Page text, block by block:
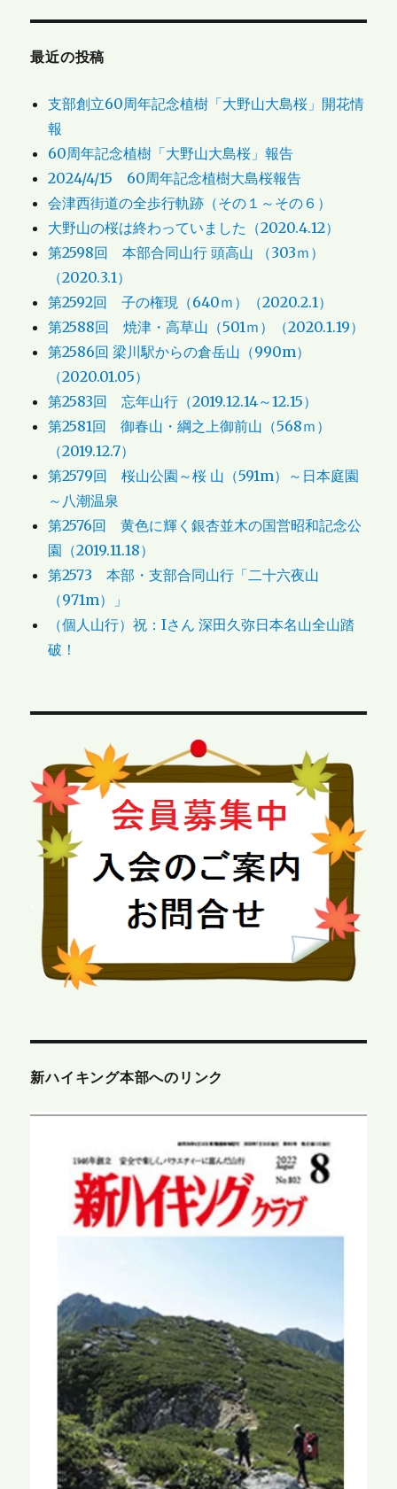
最近の投稿
支部創立60周年記念植樹「大野山大島桜」開花情
報
60周年記念植樹「大野山大島桜」報告
2024/4/15 60周年記念植樹大島桜報告
会津西街道の全歩行軌跡（その１～その６）
大野山の桜は終わっていました（2020.4.12）
第2598回 本部合同山行 頭高山 （303ｍ）
（2020.3.1）
第2592回 子の権現（640ｍ）（2020.2.1）
第2588回 焼津・高草山（501ｍ）（2020.1.19）
第2586回 梁川駅からの倉岳山（990m）
（2020.01.05）
第2583回 忘年山行（2019.12.14～12.15）
第2581回 御春山・綱之上御前山（568ｍ）
（2019.12.7）
第2579回 桜山公園～桜 山（591m）～日本庭園
～八潮温泉
第2576回 黄色に輝く銀杏並木の国営昭和記念公
園（2019.11.18）
第2573 本部・支部合同山行「二十六夜山
（971m）」
（個人山行）祝：Iさん 深田久弥日本名山全山踏
破！
新ハイキング本部へのリンク